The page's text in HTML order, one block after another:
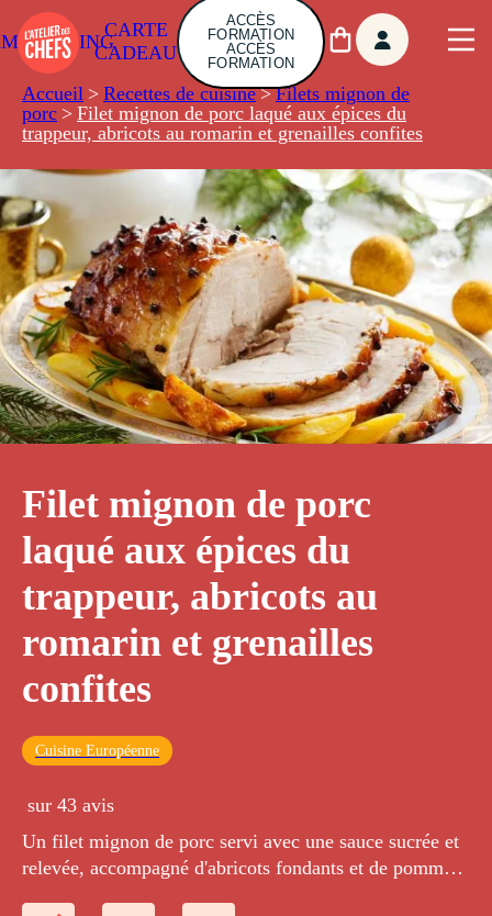
CARTE
CADEAU
ACCÈS
FORMATION
ACCÈS
FORMATION
Accueil > Recettes de cuisine > Filets mignon de
porc > Filet mignon de porc laqué aux épices du
trappeur, abricots au romarin et grenailles confites
Filet mignon de porc
laqué aux épices du
trappeur, abricots au
romarin et grenailles
confites
Cuisine Européenne
sur 43 avis
Un filet mignon de porc servi avec une sauce sucrée et
relevée, accompagné d'abricots fondants et de pommes